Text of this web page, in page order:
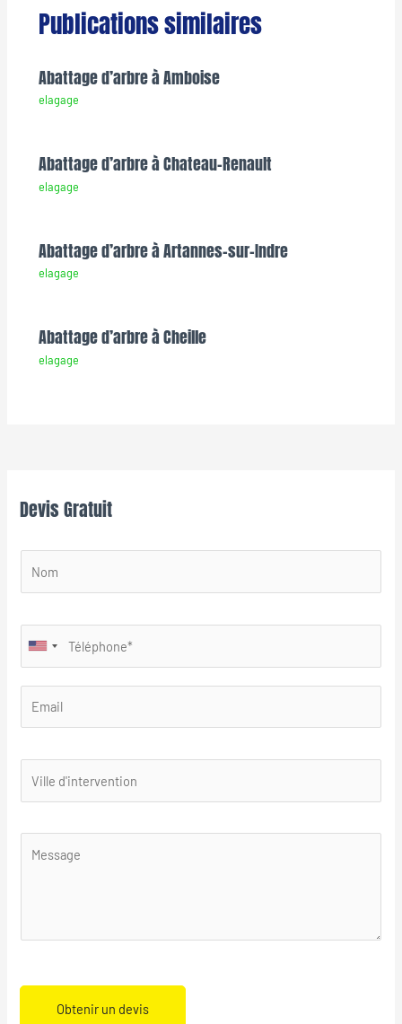
Publications similaires
Abattage d’arbre à Amboise
elagage
Abattage d’arbre à Chateau-Renault
elagage
Abattage d’arbre à Artannes-sur-Indre
elagage
Abattage d’arbre à Cheille
elagage
Devis Gratuit
Obtenir un devis